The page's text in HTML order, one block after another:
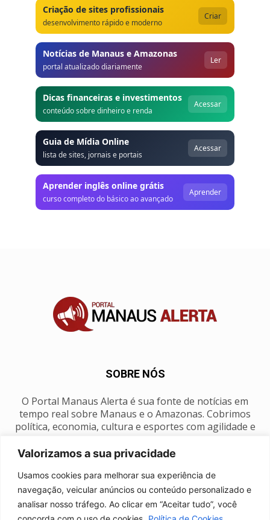
Valorizamos a sua privacidade
Usamos cookies para melhorar sua experiência de
navegação, veicular anúncios ou conteúdo personalizado e
analisar nosso tráfego. Ao clicar em “Aceitar tudo”, você
Criação de sites profissionais
desenvolvimento rápido e moderno
Criar
Notícias de Manaus e Amazonas
portal atualizado diariamente
Ler
Dicas financeiras e investimentos
conteúdo sobre dinheiro e renda
Acessar
Guia de Mídia Online
lista de sites, jornais e portais
Acessar
Aprender inglês online grátis
curso completo do básico ao avançado
Aprender
SOBRE NÓS
O Portal Manaus Alerta é sua fonte de notícias em
tempo real sobre Manaus e o Amazonas. Cobrimos
política, economia, cultura e esportes com agilidade e
SIGA-NOS